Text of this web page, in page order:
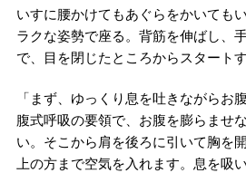
いすに腰かけてもあぐらをかいても
ラクな姿勢で座る。背筋を伸ばし、
で、目を閉じたところからスタートす
「まず、ゆっくり息を吐きながらお
腹式呼吸の要領で、お腹を膨らませ
い。そこから肩を後ろに引いて胸を
上の方まで空気を入れます。息を吸